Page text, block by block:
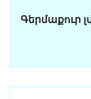
Գերմաքուր